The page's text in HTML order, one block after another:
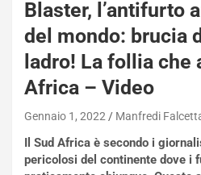
Blaster, l’antifurto
del mondo: brucia
ladro! La follia che
Africa – Video
Gennaio 1, 2022 Manfredi
Il Sud Africa è secondo i
pericolosi del continente dove i